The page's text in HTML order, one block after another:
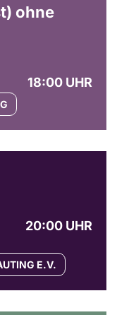
ohne
18:00 UHR
20:00 UHR
E.V.